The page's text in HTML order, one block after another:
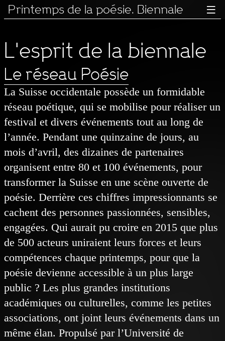
Printemps de la poésie. Biennale 
L'esprit de la biennale
Le réseau Poésie
La Suisse occidentale possède un formidable
réseau poétique, qui se mobilise pour réaliser un
festival et divers événements tout au long de
l’année. Pendant une quinzaine de jours, au
mois d’avril, des dizaines de partenaires
organisent entre 80 et 100 événements, pour
transformer la Suisse en une scène ouverte de
poésie. Derrière ces chiffres impressionnants se
cachent des personnes passionnées, sensibles,
engagées. Qui aurait pu croire en 2015 que plus
de 500 acteurs uniraient leurs forces et leurs
compétences chaque printemps, pour que la
poésie devienne accessible à un plus large
public ? Les plus grandes institutions
académiques ou culturelles, comme les petites
associations, ont joint leurs événements dans un
même élan. Propulsé par l’Université de